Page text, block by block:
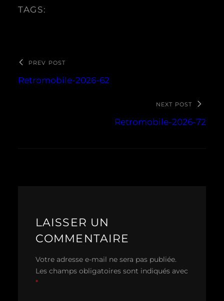
TAGS:
PREV POST
Retromobile-2026-62
NEXT POST
Retromobile-2026-72
LAISSER UN
COMMENTAIRE
Votre adresse e-mail ne sera pas publiée.
Les champs obligatoires sont indiqués avec
*